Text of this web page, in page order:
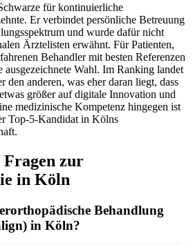
für kontinuierliche
Er verbindet persönliche Betreuung
und wurde dafür nicht
Ärztelisten erwähnt. Für Patienten,
Behandler mit besten Referenzen
ausgezeichnete Wahl. Im Ranking landet
den anderen, was eher daran liegt, dass
größer auf digitale Innovation und
medizinische Kompetenz hingegen ist
Top-5-Kandidat in Kölns
Fragen zur
in Köln
Behandlung
in Köln?